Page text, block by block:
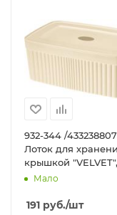
932-344 /433238807
Лоток для
крышкой "VELVET",
бежевый, 23*15*9см,
Мало
191 руб./шт